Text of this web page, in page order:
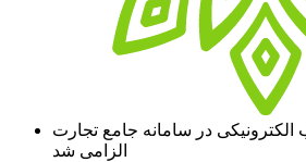
در سامانه جامع تجارت
الزامی شد